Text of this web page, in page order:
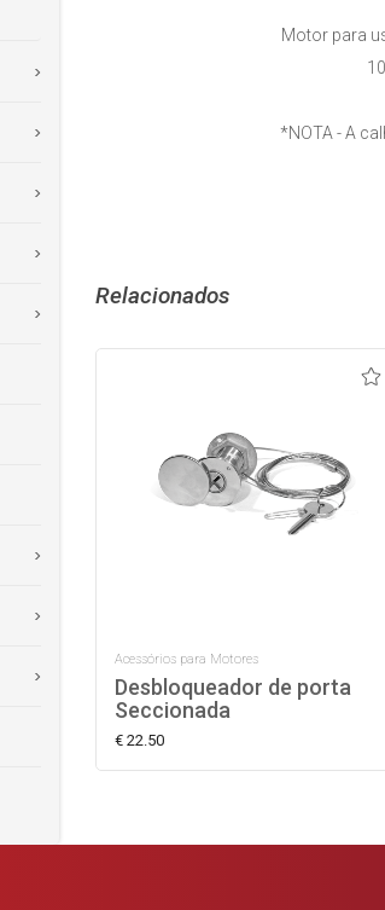
Motor para
*NOTA - A
Relacionados
Acessórios para Motores
Desbloqueador de porta
Seccionada
€ 22.50